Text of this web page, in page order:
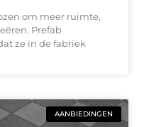
om meer ruimte,
Prefab
ze in de fabriek
AANBIEDINGEN